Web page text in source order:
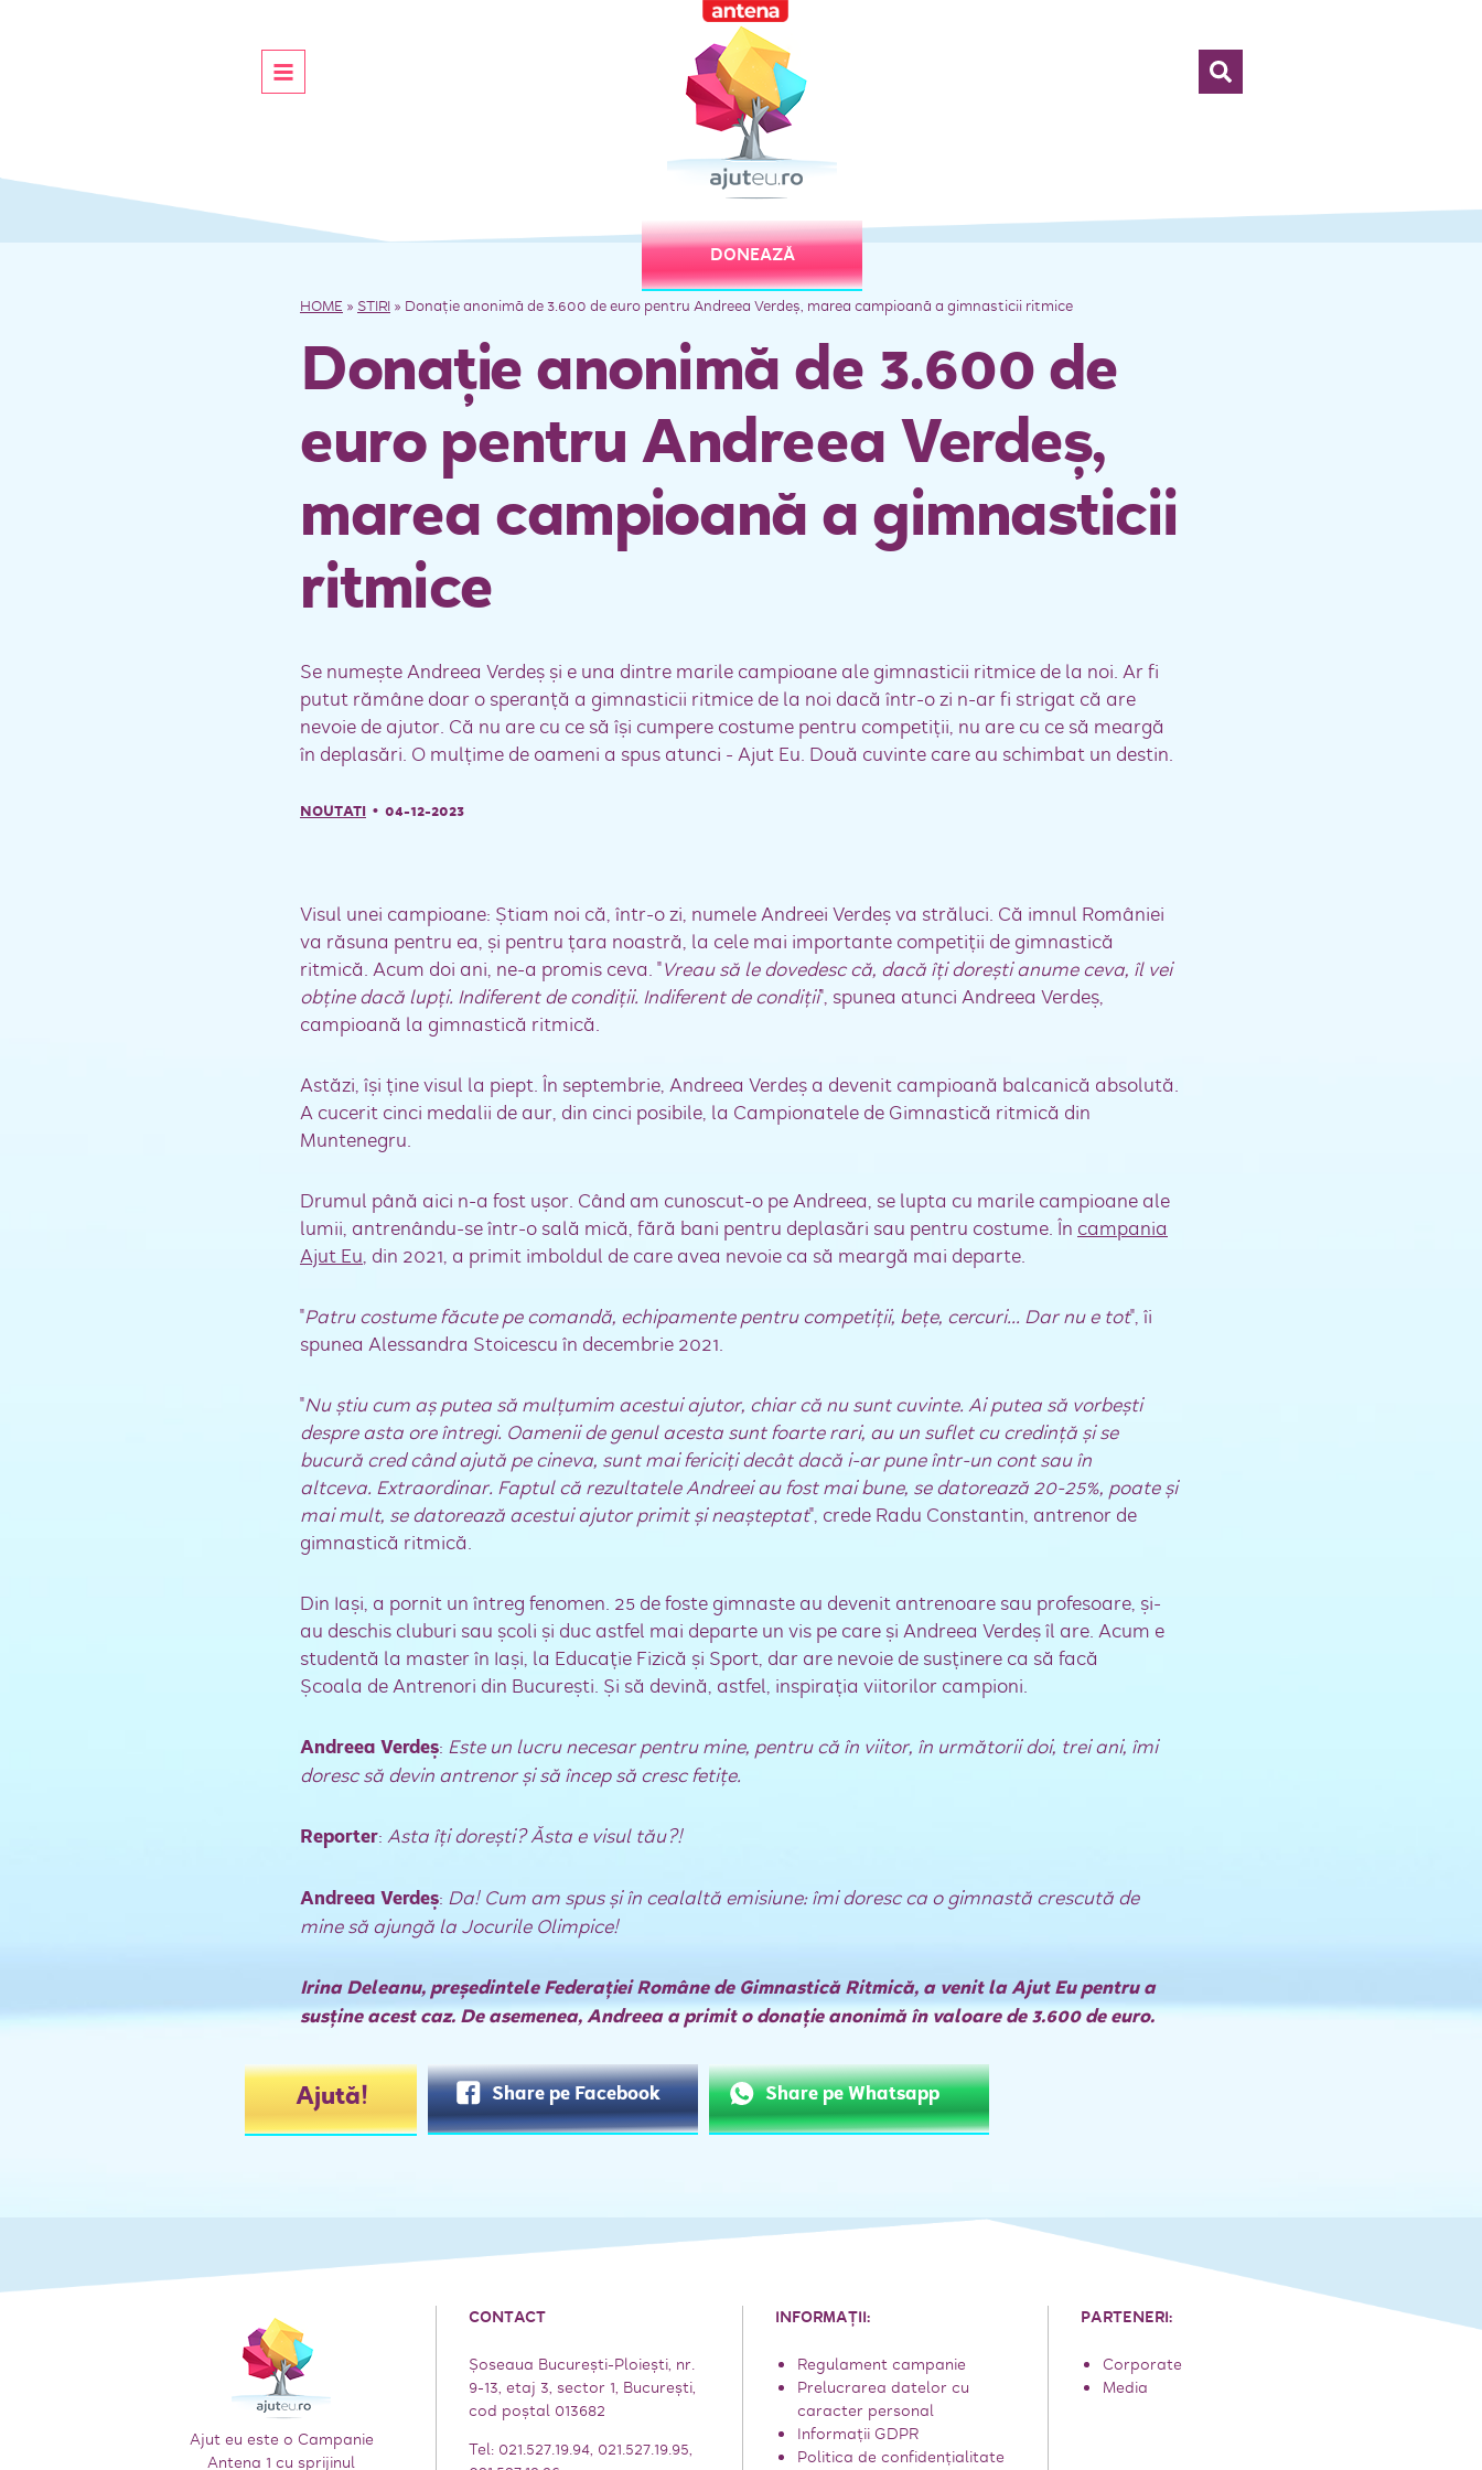
DONEAZĂ
HOME » STIRI» Donaţie anonimă de 3.600 de euro pentru Andreea Verdeş, marea campioană a gimnasticii ritmice
Donaţie anonimă de 3.600 de
euro pentru Andreea Verdeş,
marea campioană a gimnasticii
ritmice
Se numeşte Andreea Verdeş şi e una dintre marile campioane ale gimnasticii ritmice de la noi. Ar fi
putut rămâne doar o speranţă a gimnasticii ritmice de la noi dacă într-o zi n-ar fi strigat că are
nevoie de ajutor. Că nu are cu ce să îşi cumpere costume pentru competiţii, nu are cu ce să meargă
în deplasări. O mulţime de oameni a spus atunci - Ajut Eu. Două cuvinte care au schimbat un destin.
NOUTATI • 04-12-2023
Visul unei campioane: Ştiam noi că, într-o zi, numele Andreei Verdeş va străluci. Că imnul României
va răsuna pentru ea, şi pentru ţara noastră, la cele mai importante competiţii de gimnastică
ritmică. Acum doi ani, ne-a promis ceva. "Vreau să le dovedesc că, dacă îţi doreşti anume ceva, îl vei
obţine dacă lupţi. Indiferent de condiţii. Indiferent de condiţii", spunea atunci Andreea Verdeş,
campioană la gimnastică ritmică.
Astăzi, îşi ţine visul la piept. În septembrie, Andreea Verdeş a devenit campioană balcanică absolută.
A cucerit cinci medalii de aur, din cinci posibile, la Campionatele de Gimnastică ritmică din
Muntenegru.
Drumul până aici n-a fost uşor. Când am cunoscut-o pe Andreea, se lupta cu marile campioane ale
lumii, antrenându-se într-o sală mică, fără bani pentru deplasări sau pentru costume. În campania
Ajut Eu, din 2021, a primit imboldul de care avea nevoie ca să meargă mai departe.
"Patru costume făcute pe comandă, echipamente pentru competiţii, beţe, cercuri... Dar nu e tot", îi
spunea Alessandra Stoicescu în decembrie 2021.
"Nu ştiu cum aş putea să mulţumim acestui ajutor, chiar că nu sunt cuvinte. Ai putea să vorbeşti
despre asta ore întregi. Oamenii de genul acesta sunt foarte rari, au un suflet cu credinţă şi se
bucură cred când ajută pe cineva, sunt mai fericiţi decât dacă i-ar pune într-un cont sau în
altceva. Extraordinar. Faptul că rezultatele Andreei au fost mai bune, se datorează 20-25%, poate şi
mai mult, se datorează acestui ajutor primit şi neaşteptat", crede Radu Constantin, antrenor de
gimnastică ritmică.
Din Iaşi, a pornit un întreg fenomen. 25 de foste gimnaste au devenit antrenoare sau profesoare, şi-
au deschis cluburi sau şcoli şi duc astfel mai departe un vis pe care şi Andreea Verdeş îl are. Acum e
studentă la master în Iaşi, la Educaţie Fizică şi Sport, dar are nevoie de susţinere ca să facă
Şcoala de Antrenori din Bucureşti. Şi să devină, astfel, inspiraţia viitorilor campioni.
Andreea Verdeş: Este un lucru necesar pentru mine, pentru că în viitor, în următorii doi, trei ani, îmi
doresc să devin antrenor şi să încep să cresc fetiţe.
Reporter:Asta îţi doreşti? Ăsta e visul tău?!
Andreea Verdeş: Da! Cum am spus şi în cealaltă emisiune: îmi doresc ca o gimnastă crescută de
mine să ajungă la Jocurile Olimpice!
Irina Deleanu, preşedintele Federaţiei Române de Gimnastică Ritmică, a venit la Ajut Eu pentru a
susţine acest caz. De asemenea, Andreea a primit o donaţie anonimă în valoare de 3.600 de euro.
Ajută! Share pe Facebook Share pe Whatsapp
Ajut eu este o Campanie
Antena 1 cu sprijinul
CONTACT
Șoseaua București-Ploiești, nr.
9-13, etaj 3, sector 1, Bucureşti,
cod poștal 013682
Tel: 021.527.19.94, 021.527.19.95,
INFORMAȚII:
Regulament campanie
Prelucrarea datelor cu
caracter personal
Informații GDPR
Politica de confidențialitate
PARTENERI:
Corporate
Media